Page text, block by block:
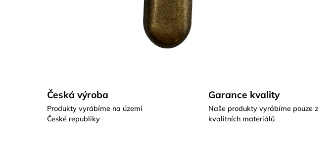
Česká výroba
Produkty vyrábíme na území
České republiky
Garance kvality
Naše produkty vyrábíme pouze z
kvalitních materiálů